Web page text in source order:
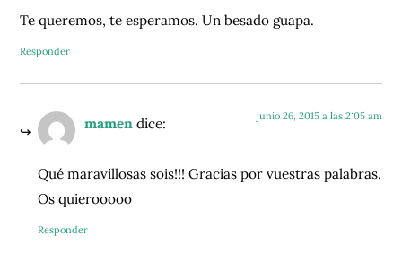
Te queremos, te esperamos. Un besado guapa.
Responder
mamen dice: junio 26, 2015 a las 2:05 am
Qué maravillosas sois!!! Gracias por vuestras palabras.
Os quierooooo
Responder